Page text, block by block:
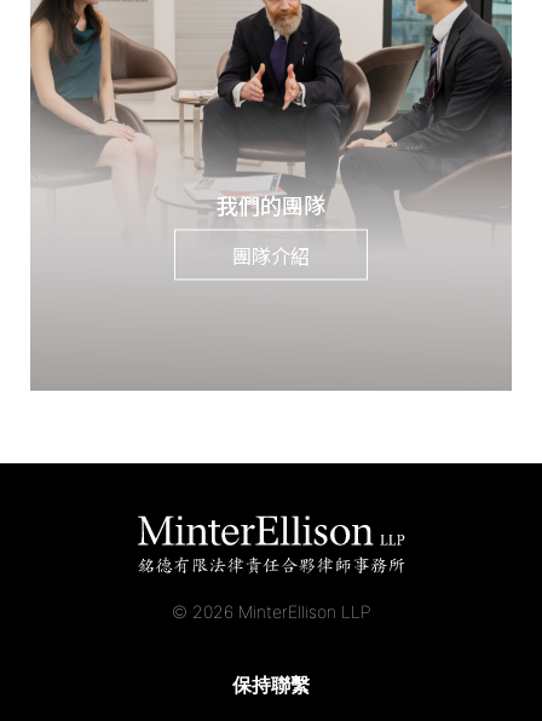
我們的團隊
團隊介紹
© 2026 MinterEllison LLP
保持聯繫